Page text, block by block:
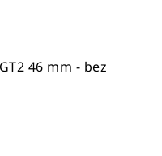
46 mm - bez